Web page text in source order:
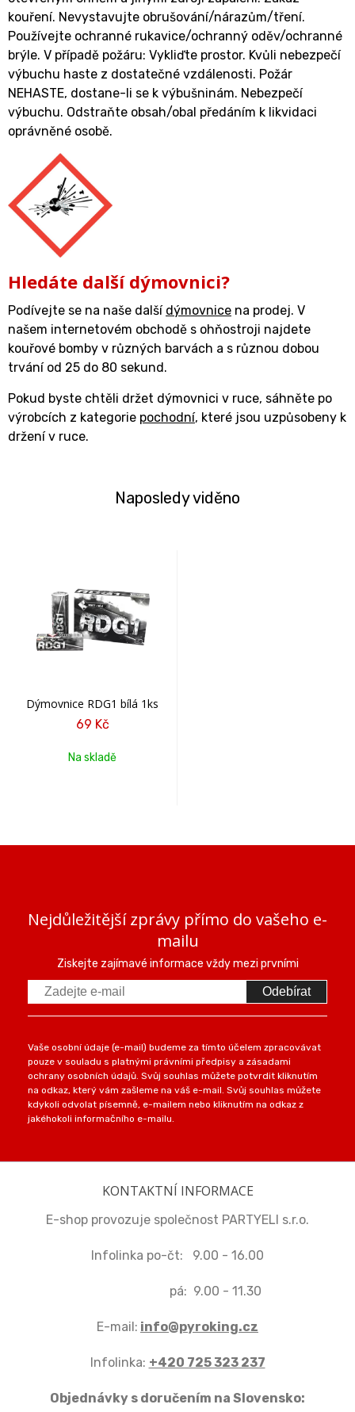
kouření. Nevystavujte obrušování/nárazům/tření.
Používejte ochranné rukavice/ochranný oděv/ochranné
brýle. V případě požáru: Vykliďte prostor. Kvůli nebezpečí
výbuchu haste z dostatečné vzdálenosti. Požár
NEHASTE, dostane-li se k výbušninám. Nebezpečí
výbuchu. Odstraňte obsah/obal předáním k likvidaci
oprávněné osobě.
Hledáte další dýmovnici?
Podívejte se na naše další dýmovnice na prodej. V
našem internetovém obchodě s ohňostroji najdete
kouřové bomby v různých barvách a s různou dobou
trvání od 25 do 80 sekund.
Pokud byste chtěli držet dýmovnici v ruce, sáhněte po
výrobcích z kategorie pochodní, které jsou uzpůsobeny k
držení v ruce.
Naposledy viděno
Dýmovnice RDG1 bílá 1ks
69 Kč
Na skladě
Nejdůležitější zprávy přímo do vašeho e-
mailu
Ziskejte zajímavé informace vždy mezi prvními
Odebírat
Vaše osobní údaje (e-mail) budeme za tímto účelem zpracovávat
pouze v souladu s platnými právními předpisy a zásadami
ochrany osobních údajů. Svůj souhlas můžete potvrdit kliknutím
na odkaz, který vám zašleme na váš e-mail. Svůj souhlas můžete
kdykoli odvolat písemně, e-mailem nebo kliknutím na odkaz z
jakéhokoli informačního e-mailu.
KONTAKTNÍ INFORMACE
E-shop provozuje společnost PARTYELI s.r.o.
Infolinka po-čt: 9.00 - 16.00
pá: 9.00 - 11.30
E-mail: info@pyroking.cz
Infolinka: +420 725 323 237
Objednávky s doručením na Slovensko: